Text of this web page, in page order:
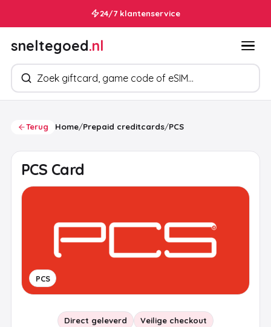
24/7 klantenservice
sneltegoed.nl
Zoek producten
Terug Home/Prepaid creditcards/PCS
PCS Card
PCS
Direct geleverd
Veilige checkout